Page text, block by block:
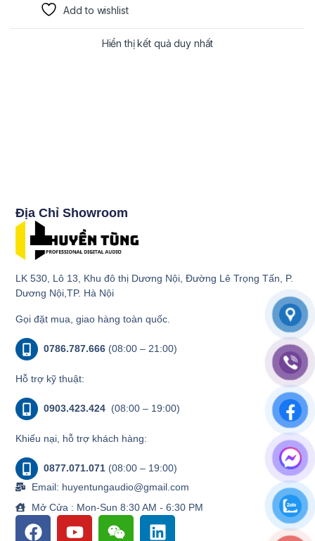
Add to wishlist
Hiển thị kết quả duy nhất
Địa Chỉ Showroom
LK 530, Lô 13, Khu đô thị Dương Nội, Đường Lê Trọng Tấn, P.
Dương Nội,TP. Hà Nội
Gọi đặt mua, giao hàng toàn quốc.
0786.787.666 (08:00 – 21:00)
Hỗ trợ kỹ thuật:
0903.423.424 (08:00 – 19:00)
Khiếu nại, hỗ trợ khách hàng:
0877.071.071 (08:00 – 19:00)
Email: huyentungaudio@gmail.com
Mở Cửa : Mon-Sun 8:30 AM - 6:30 PM